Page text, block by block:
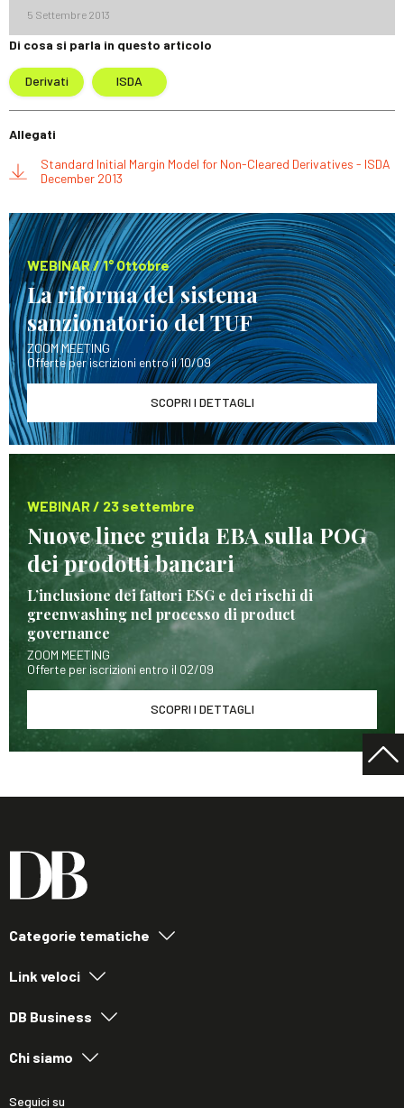
5 Settembre 2013
Di cosa si parla in questo articolo
Derivati ISDA
Allegati
Standard Initial Margin Model for Non-Cleared Derivatives - ISDA
December 2013
WEBINAR / 1° Ottobre
La riforma del sistema
sanzionatorio del TUF
ZOOM MEETING
Offerte per iscrizioni entro il 10/09
SCOPRI I DETTAGLI
WEBINAR / 23 settembre
Nuove linee guida EBA sulla POG
dei prodotti bancari
L’inclusione dei fattori ESG e dei rischi di
greenwashing nel processo di product
governance
ZOOM MEETING
Offerte per iscrizioni entro il 02/09
SCOPRI I DETTAGLI
Categorie tematiche
Link veloci
DB Business
Chi siamo
Seguici su